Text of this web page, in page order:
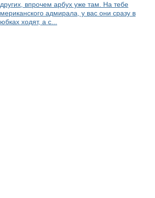
других, впрочем арбух уже там. На тебе
мериканского адмирала, у вас они сразу в
юбках ходят, а с...